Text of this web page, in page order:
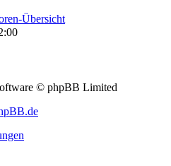
Übersicht
© phpBB Limited